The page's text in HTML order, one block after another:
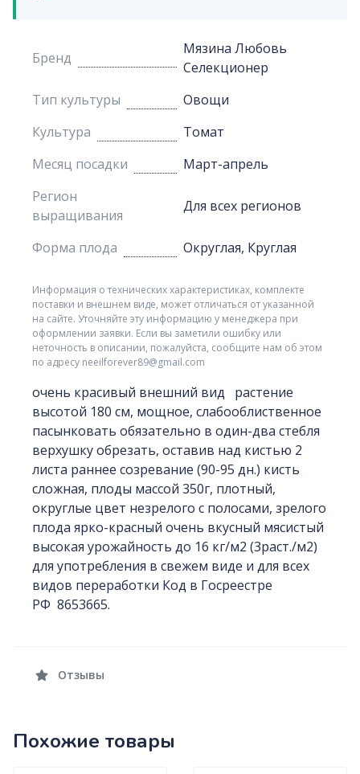
Бренд
Мязина Любовь
Селекционер
Тип культуры
Овощи
Культура
Томат
Месяц посадки
Март-апрель
Регион
выращивания
Для всех регионов
Форма плода Округлая, Круглая
Информация о технических характеристиках, комплекте
поставки и внешнем виде, может отличаться от указанной
на сайте. Уточняйте эту информацию у менеджера при
оформлении заявки. Если вы заметили ошибку или
неточность в описании, пожалуйста, сообщите нам об этом
по адресу neeilforever89@gmail.com
очень красивый внешний вид растение
высотой 180 см, мощное, слабооблиственное
пасынковать обязательно в один-два стебля
верхушку обрезать, оставив над кистью 2
листа раннее созревание (90-95 дн.) кисть
сложная, плоды массой 350г, плотный,
округлые цвет незрелого с полосами, зрелого
плода ярко-красный очень вкусный мясистый
высокая урожайность до 16 кг/м2 (3раст./м2)
для употребления в свежем виде и для всех
видов переработки Код в Госреестре
РФ 8653665.
Отзывы
Похожие товары